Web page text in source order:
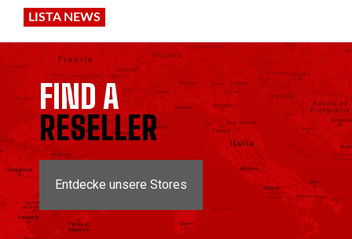
LISTA NEWS
FIND A
RESELLER
Entdecke unsere Stores